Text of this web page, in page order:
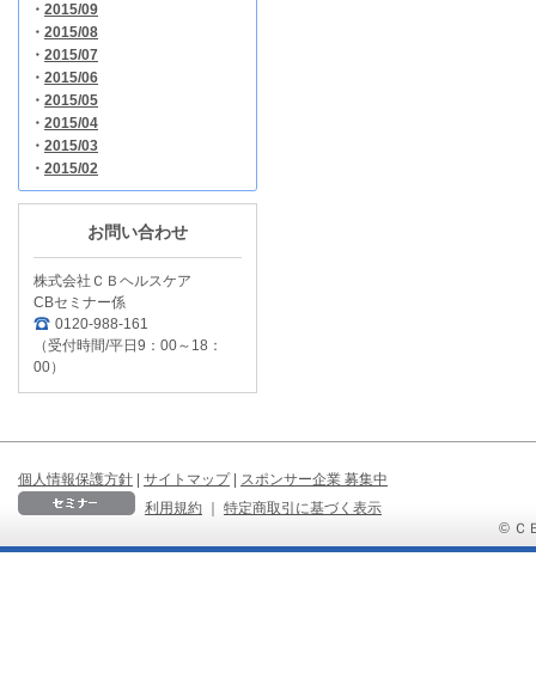
・ 2015/09
・ 2015/08
・ 2015/07
・ 2015/06
・ 2015/05
・ 2015/04
・ 2015/03
・ 2015/02
お問い合わせ
株式会社ＣＢヘルスケア
CBセミナー係
0120-988-161
（受付時間/平日9：00～18：
00）
個人情報保護方針 | サイトマップ | スポンサー企業 募集中
利用規約
｜
特定商取引に基づく表示
© Ｃ